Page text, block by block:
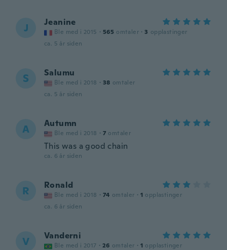
J Jeanine
Ble med i 2015 · 565 omtaler · 3 opplastinger
ca. 5 år siden
S Salumu
Ble med i 2018 · 38 omtaler
ca. 5 år siden
A Autumn
Ble med i 2018 · 7 omtaler
This was a good chain
ca. 6 år siden
R Ronald
Ble med i 2018 · 74 omtaler · 1 opplastinger
ca. 6 år siden
V Vanderni
Ble med i 2017 · 26 omtaler · 1 opplastinger